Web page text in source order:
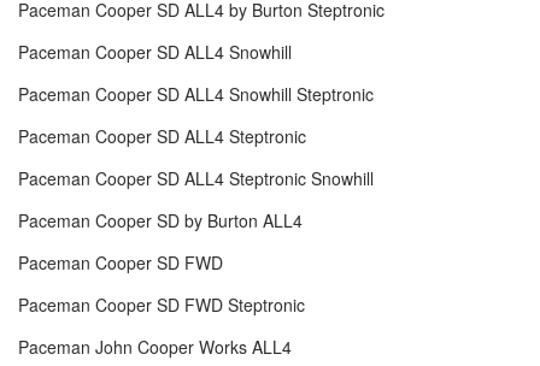
Paceman Cooper SD ALL4 by Burton Steptronic
Paceman Cooper SD ALL4 Snowhill
Paceman Cooper SD ALL4 Snowhill Steptronic
Paceman Cooper SD ALL4 Steptronic
Paceman Cooper SD ALL4 Steptronic Snowhill
Paceman Cooper SD by Burton ALL4
Paceman Cooper SD FWD
Paceman Cooper SD FWD Steptronic
Paceman John Cooper Works ALL4